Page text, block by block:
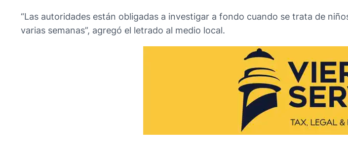
“Las autoridades están obligadas a investigar a fondo cuando se trata de
varias semanas”, agregó el letrado al medio local.